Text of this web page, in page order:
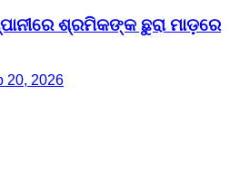
ଶ୍ରମିକଙ୍କ ଛୁରା ମାଡ଼ରେ
20, 2026